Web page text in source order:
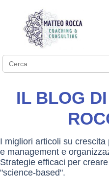
Search for:
IL BLOG
I migliori articoli su
e management e
Strategie efficaci per
"science-based".